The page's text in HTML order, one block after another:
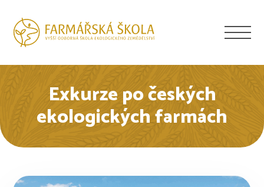
Exkurze po českých
ekologických farmách